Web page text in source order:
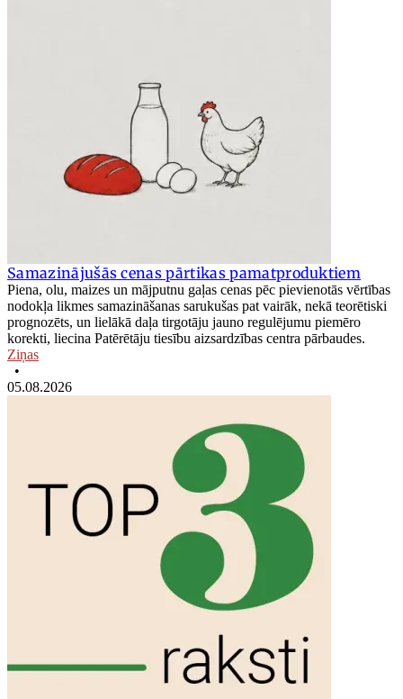
Samazinājušās cenas pārtikas pamatproduktiem
Piena, olu, maizes un mājputnu gaļas cenas pēc pievienotās vērtības
nodokļa likmes samazināšanas sarukušas pat vairāk, nekā teorētiski
prognozēts, un lielākā daļa tirgotāju jauno regulējumu piemēro
korekti, liecina Patērētāju tiesību aizsardzības centra pārbaudes.
Ziņas
•
05.08.2026